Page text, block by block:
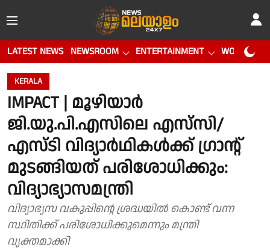
LATEST NEWS NEWSROOM ENTERTAINMENT WORLD CUP
KERALA
IMPACT | മൂഴിയാര്‍
ജി.യു.പി.എസിലെ എസ്‌സി/
എസ്ടി വിദ്യാർഥികൾക്ക് ഗ്രാന്റ്
മുടങ്ങിയത് പരിശോധിക്കും:
വിദ്യാഭ്യാസമന്ത്രി
വിദ്യാഭ്യസ വകുപ്പിന്റെ ശ്രദ്ധയിൽ കൊണ്ട് വന്ന
സ്ഥിതിക്ക് പരിശോധിക്കുമെന്നും മന്ത്രി
വ്യക്തമാക്കി